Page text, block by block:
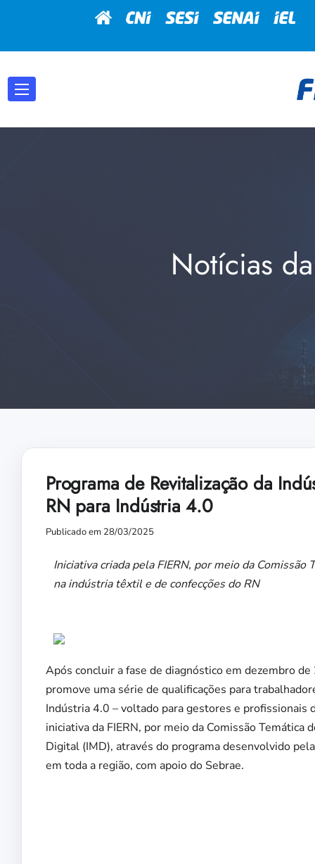
Notícias
Programa de Revitalização da
RN para Indústria 4.0
Publicado em 28/03/2025
Iniciativa criada pela FIERN, por meio da Comissão
na indústria têxtil e de confecções do RN
Após concluir a fase de diagnóstico em dezembro
promove uma série de qualificações para
Indústria 4.0 – voltado para gestores e
iniciativa da FIERN, por meio da Comissão
Digital (IMD), através do programa desenvolvido
em toda a região, com apoio do Sebrae.